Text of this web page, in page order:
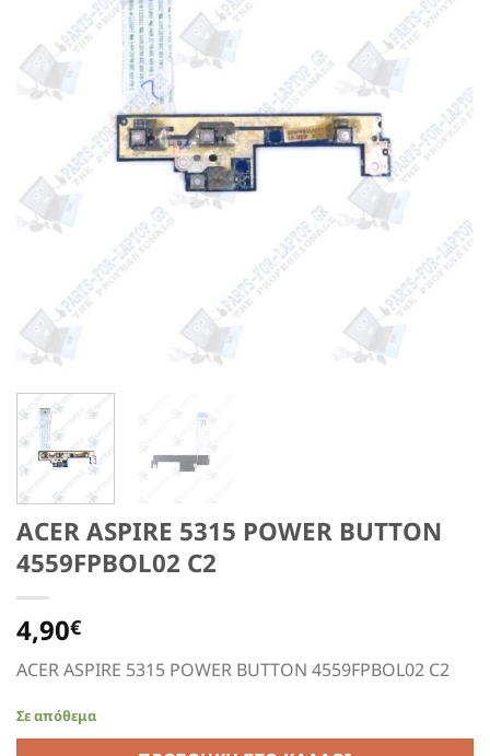
ACER ASPIRE 5315 POWER BUTTON
4559FPBOL02 C2
4,90€
ACER ASPIRE 5315 POWER BUTTON 4559FPBOL02 C2
Σε απόθεμα